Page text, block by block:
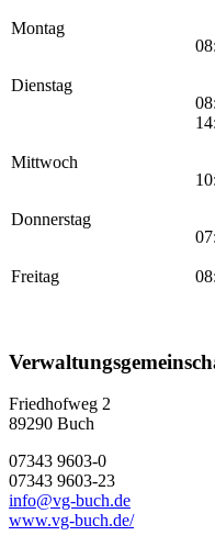
Montag
Dienstag
Mittwoch
Donnerstag
Freitag
Friedhofweg 2
89290 Buch
07343 9603-0
07343 9603-23
info@vg-buch.de
www.vg-buch.de/